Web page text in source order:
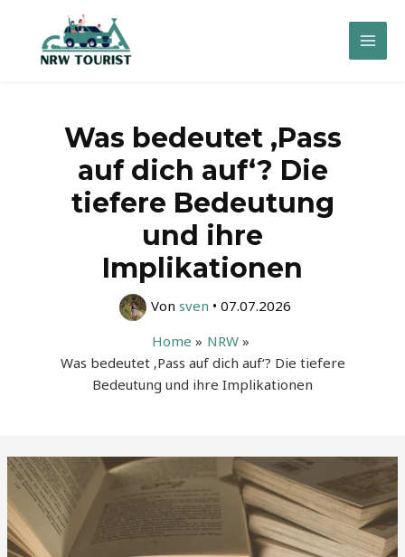
springen
Main
Was bedeutet ‚Pass
auf dich auf‘? Die
tiefere Bedeutung
und ihre
Implikationen
Von sven • 07.07.2026
Home
NRW
Was bedeutet ‚Pass auf dich auf‘? Die tiefere
Bedeutung und ihre Implikationen